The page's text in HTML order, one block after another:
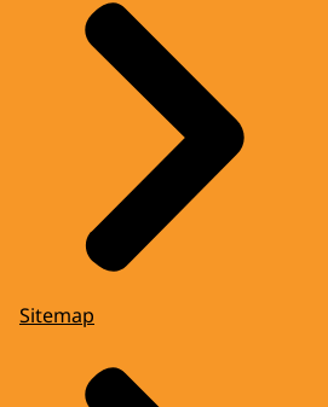
Sitemap